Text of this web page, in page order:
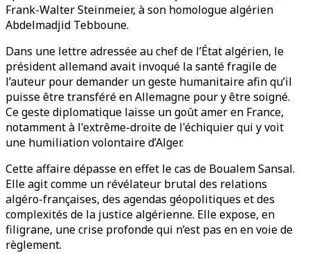
Frank-Walter Steinmeier, à son homologue algérien
Abdelmadjid Tebboune.
Dans une lettre adressée au chef de l’État algérien, le
président allemand avait invoqué la santé fragile de
l’auteur pour demander un geste humanitaire afin qu’il
puisse être transféré en Allemagne pour y être soigné.
Ce geste diplomatique laisse un goût amer en France,
notamment à l'extrême-droite de l'échiquier qui y voit
une humiliation volontaire d’Alger.
Cette affaire dépasse en effet le cas de Boualem Sansal.
Elle agit comme un révélateur brutal des relations
algéro-françaises, des agendas géopolitiques et des
complexités de la justice algérienne. Elle expose, en
filigrane, une crise profonde qui n’est pas en en voie de
règlement.